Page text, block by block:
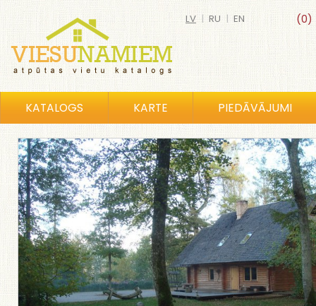
(0)
LV | RU | EN
KATALOGS KARTE PIEDĀVĀJUMI